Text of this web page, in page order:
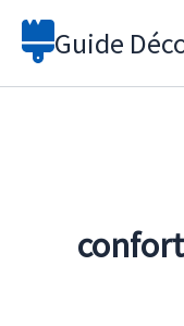
Aller
Guide
confort